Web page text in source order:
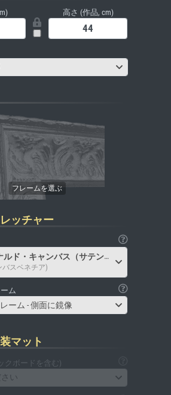
高さ (作品, cm)
ッチャー
ルド・キャンバス（サテン）
バスベネチア)
ム
ーム - 側面に鏡像
マット
クボードを含む)
い